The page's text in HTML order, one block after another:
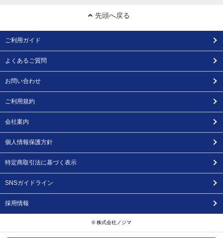
先頭へ戻る
ご利用ガイド
よくあるご質問
お問い合わせ
ご利用規約
会社案内
個人情報保護方針
特定商取引法に基づく表示
SNSガイドライン
採用情報
© 株式会社ノジマ